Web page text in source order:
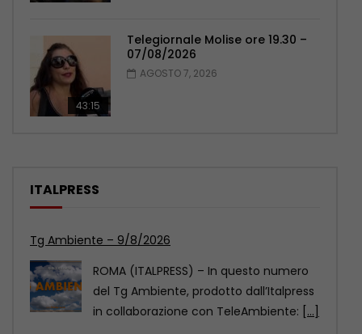
43:15
Telegiornale Molise ore 19.30 –
07/08/2026
AGOSTO 7, 2026
ITALPRESS
Xinjiang, giovani calciatori cinesi e statunitensi si
incontrano grazie a calcio
Uno scambio calcistico giovanile tra
Cina e Stati Uniti si è svolto nel fine